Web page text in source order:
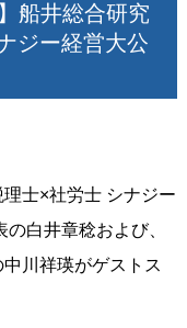
船井総合研究
ジー経営大公
士×社労士 シナジー
白井章稔および、
川祥瑛がゲストス